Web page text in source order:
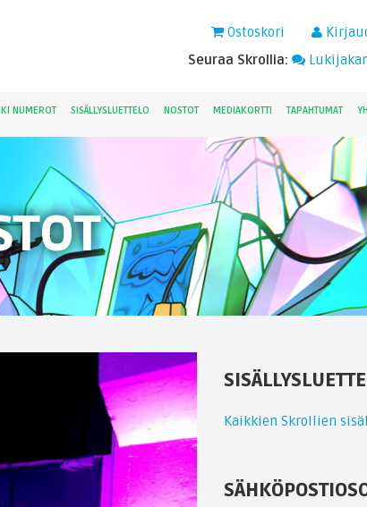
Ostoskori
Seuraa Skrollia:
NUMEROT SISÄLLYSLUETTELO NOSTOT MEDIAKORTTI TAPAHTUMAT
Kaikkien Skrollien